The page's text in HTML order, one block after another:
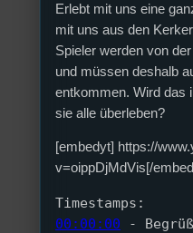
Erlebt mit uns eine
mit uns aus den
Spieler werden von
und müssen deshalb
entkommen. Wird das
sie alle überleben?
[embedyt] https://
v=oippDjMdVis[/
Timestamps:
00:00:00 -